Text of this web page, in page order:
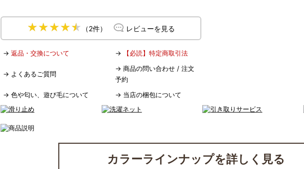
（2件） レビューを見る
→ 返品・交換について → 【必読】特定商取引法
→ よくあるご質問
→ 商品の問い合わせ / 注文
予約
→ 色や匂い、遊び毛について → 当店の梱包について
カラーラインナップを詳しく見る